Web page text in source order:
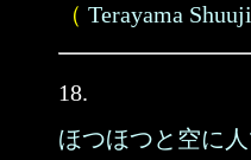
（ Terayama Shuuji
18.
ほつほつと空に